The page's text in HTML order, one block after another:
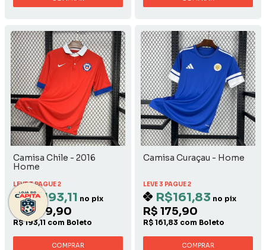
Camisa Chile - 2016
Home
LEVE 3 PAGUE 2
R$193,11 no pix
R$ 209,90
R$ 193,11 com Boleto
COMPRAR
Camisa Curaçau - Home
LEVE 3 PAGUE 2
R$161,83 no pix
R$ 175,90
R$ 161,83 com Boleto
COMPRAR